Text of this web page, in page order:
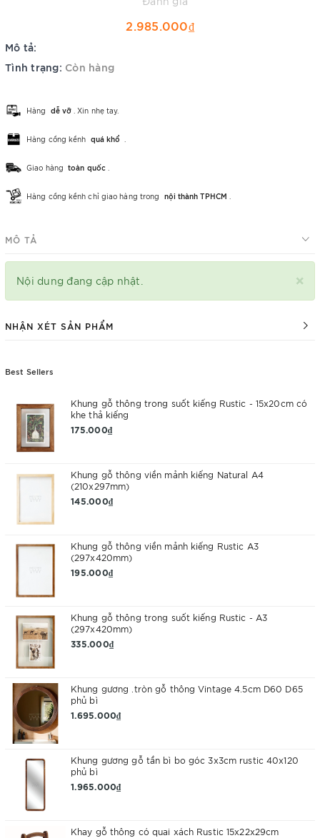
2.985.000₫
Mô tả:
Tình trạng: Còn hàng
Hàng dễ vỡ . Xin nhẹ tay.
Hàng cồng kềnh quá khổ
Giao hàng toàn quốc
Hàng cồng kềnh chỉ giao hàng trong nội thành TPHCM
MÔ TẢ
×
Nội dung đang cập nhật.
NHẬN XÉT SẢN PHẨM
Best Sellers
Khung gỗ thông trong suốt kiếng Rustic - 15x20cm có
khe thả kiếng
175.000₫
Khung gỗ thông viền mảnh kiếng Natural A4
(210x297mm)
145.000₫
Khung gỗ thông viền mảnh kiếng Rustic A3
(297x420mm)
195.000₫
Khung gỗ thông trong suốt kiếng Rustic - A3
(297x420mm)
335.000₫
Khung gương .tròn gỗ thông Vintage 4.5cm D60 D65
phủ bì
1.695.000₫
Khung gương gỗ tần bì bo góc 3x3cm rustic 40x120
phủ bì
1.965.000₫
Khay gỗ thông có quai xách Rustic 15x22x29cm